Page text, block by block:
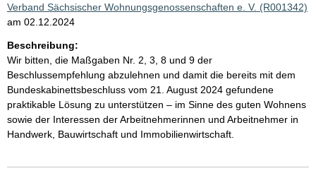
Verband Sächsischer Wohnungsgenossenschaften e. V. (R001342)
am 02.12.2024
Beschreibung:
Wir bitten, die Maßgaben Nr. 2, 3, 8 und 9 der
Beschlussempfehlung abzulehnen und damit die bereits mit dem
Bundeskabinettsbeschluss vom 21. August 2024 gefundene
praktikable Lösung zu unterstützen – im Sinne des guten Wohnens
sowie der Interessen der Arbeitnehmerinnen und Arbeitnehmer in
Handwerk, Bauwirtschaft und Immobilienwirtschaft.